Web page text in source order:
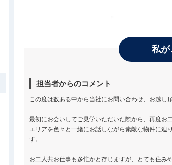
私
担当者からのコメント
この度は数ある中から当社にお問い合わせ、お越し
最初にお会いしてご見学いただいた際から、再度お
エリアを色々と一緒にお話しながら素敵な物件に辿
す。
お二人共お仕事も多忙かと存じますが、とても住み